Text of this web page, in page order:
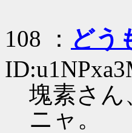
108 ： どう
塊素さん
ニャ。